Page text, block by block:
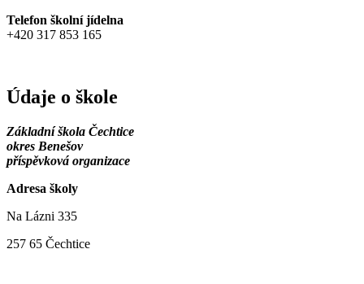
Telefon školní jídelna
+420 317 853 165
Údaje o škole
Základní škola Čechtice
okres Benešov
příspěvková organizace
Adresa školy
Na Lázni 335
257 65 Čechtice